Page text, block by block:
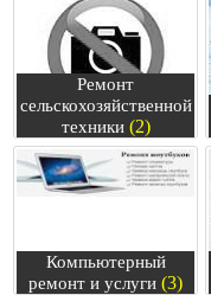
Ремонт
сельскохозяйственной
техники(2)
Компьютерный
ремонт и услуги (3)